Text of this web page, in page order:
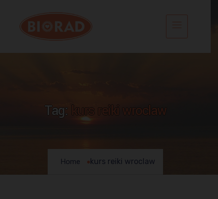
Tag: kurs reiki wroclaw
Home kurs reiki wroclaw